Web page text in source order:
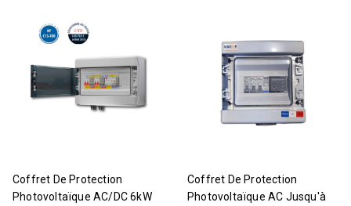
Coffret De Protection
Photovoltaïque AC/DC 6kW
Coffret De Protection
Photovoltaïque AC Jusqu'à